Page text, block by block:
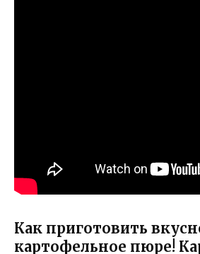
Как приготовить
картофельное пюре!